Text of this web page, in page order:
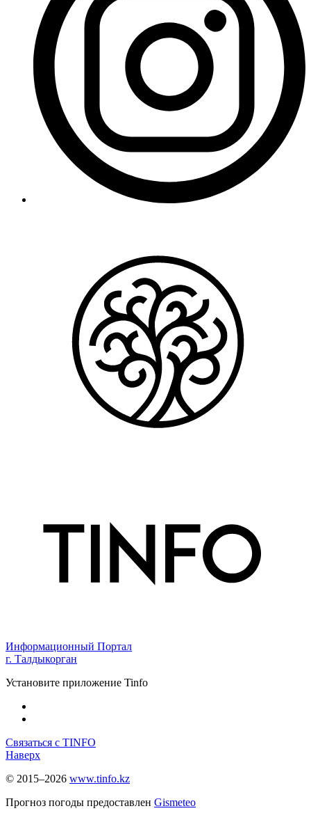
Информационный Портал
г. Талдыкорган
Установите приложение Tinfo
Связаться с TINFO
Наверх
© 2015–2026 www.tinfo.kz
Прогноз погоды предоставлен Gismeteo